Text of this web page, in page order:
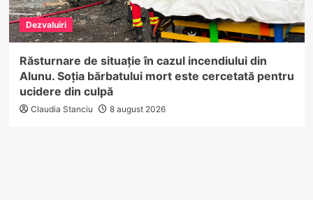
Dezvaluiri
Răsturnare de situație în cazul incendiului din
Alunu. Soția bărbatului mort este cercetată pentru
ucidere din culpă
Claudia Stanciu 8 august 2026